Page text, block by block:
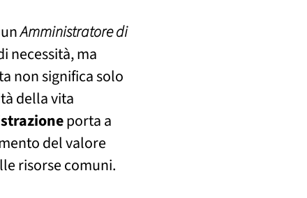
unAmministratore di
necessità, ma
non significa solo
della vita
porta a
del valore
risorse comuni.